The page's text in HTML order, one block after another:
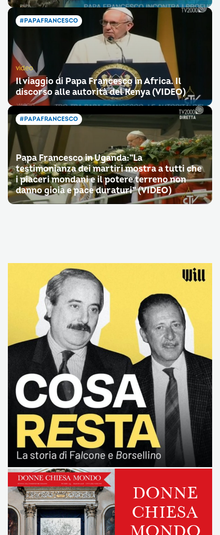
#PAPAFRANCESCO
video
Il viaggio di Papa Francesco in Africa. Il
discorso alle autorità del Kenya (VIDEO)
#PAPAFRANCESCO
Papa Francesco in Uganda:”La
testimonianza dei martiri mostra a tutti che
i piaceri mondani e il potere terreno non
danno gioia e pace duraturi” (VIDEO)